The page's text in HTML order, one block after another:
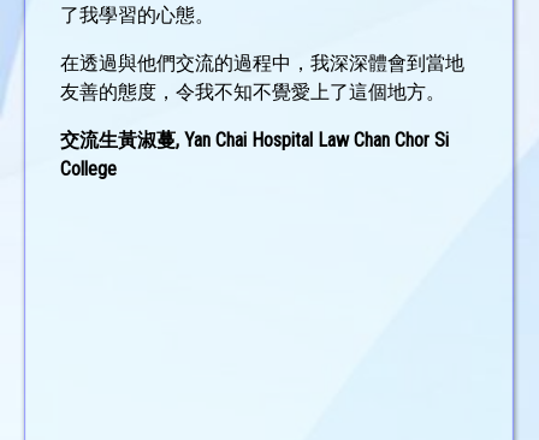
了我學習的心態。
在透過與他們交流的過程中，我深深體會到當地
友善的態度，令我不知不覺愛上了這個地方。
交流生黃淑蔓, Yan Chai Hospital Law Chan Chor Si
College